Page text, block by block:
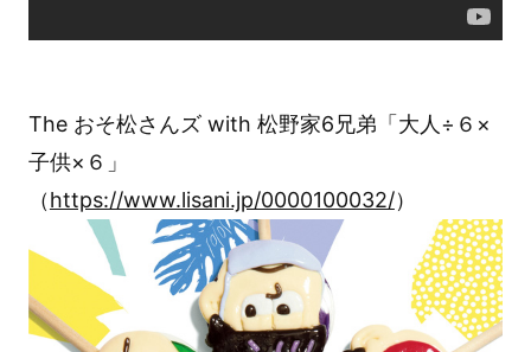
The おそ松さんズ with 松野家6兄弟「大人÷６×
子供×６」
（https://www.lisani.jp/0000100032/）